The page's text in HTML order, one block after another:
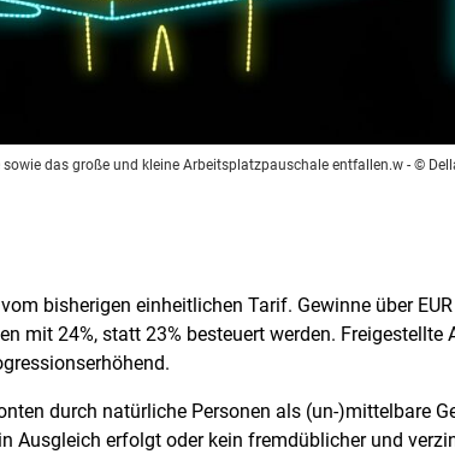
das große und kleine Arbeitsplatzpauschale entfallen.w - ©
bisherigen einheitlichen Tarif. Gewinne über
mit 24%, statt 23% besteuert werden. Freigestellte
durch natürliche Personen als (un-)mittelbare
Ausgleich erfolgt oder kein fremdüblicher und